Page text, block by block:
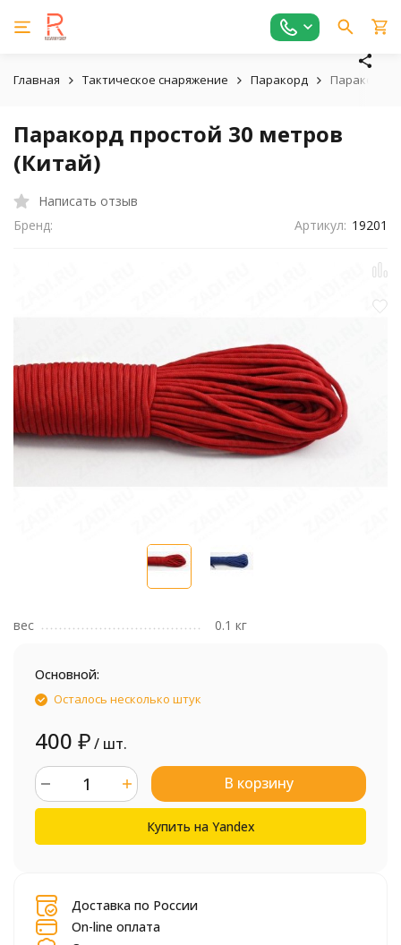
Главная Тактическое снаряжение Паракорд Паракорд
Паракорд простой 30 метров
(Китай)
Написать отзыв
Бренд:
Артикул: 19201
вес 0.1 кг
Основной:
Осталось несколько штук
400 ₽/ шт.
шт.
В корзину
Купить на Yandex
Доставка по России
On-line оплата